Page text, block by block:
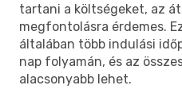
tartani a költségeket, az
megfontolásra érdemes.
általában több indulási
nap folyamán, és az
alacsonyabb lehet.